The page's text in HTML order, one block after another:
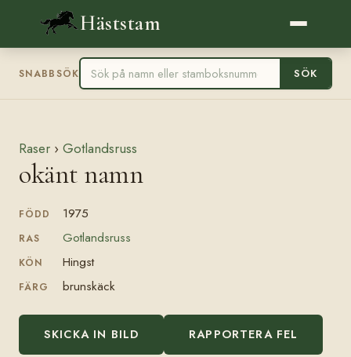
Häststam
SNABBSÖK SÖK
Raser › Gotlandsruss
okänt namn
FÖDD 1975
RAS Gotlandsruss
KÖN Hingst
FÄRG brunskäck
SKICKA IN BILD RAPPORTERA FEL